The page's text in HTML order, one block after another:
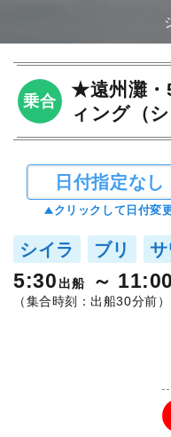
乗合
★遠州灘・
ィング（
日付指定なし
クリックして日付変
シイラ ブリ サ
5:30 出船 11:00
（集合時刻：出船30分前）